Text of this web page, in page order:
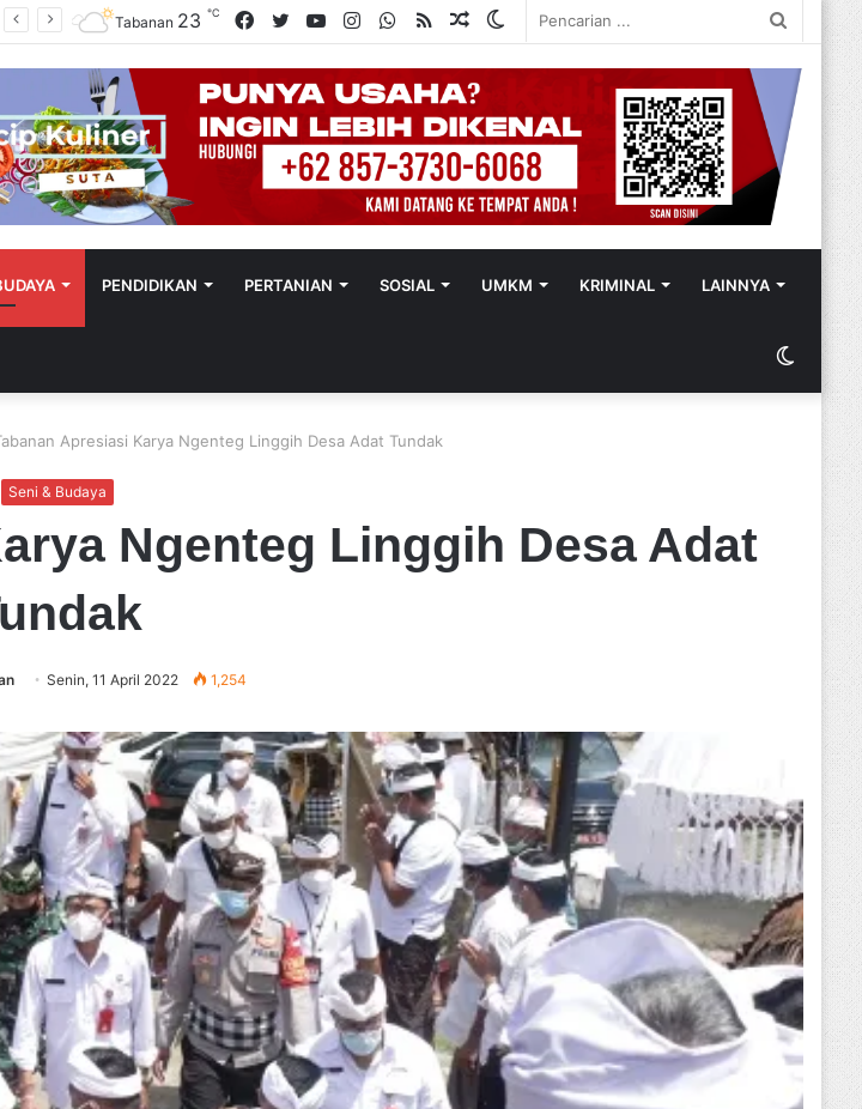
Switch
Random
RSS
WhatsApp
Instagram
YouTube
Twitter
Facebook
Tabanan 23℃
PENDIDIKAN PERTANIAN SOSIAL UMKM KRIMINAL LAINNYA
Switch
skin
Apresiasi Karya Ngenteg Linggih Desa Adat Tundak
Seni & Budaya
Ngenteg Linggih Desa Adat
Senin, 11 April 2022 1,254